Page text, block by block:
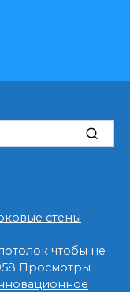
стены
чтобы не
Просмотры